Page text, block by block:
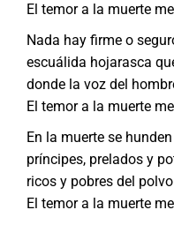
El temor a la muerte
Nada hay firme o
escuálida hojarasca
donde la voz del
El temor a la muerte
En la muerte se
príncipes, prelados y
ricos y pobres del
El temor a la muerte